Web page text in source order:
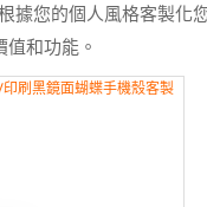
您的個人風格客製
和功能。